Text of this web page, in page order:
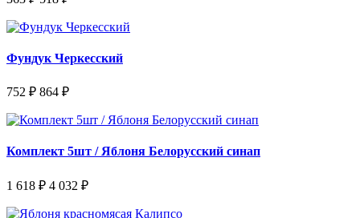
Фундук Черкесский
752 ₽ 864 ₽
Комплект 5шт / Яблоня Белорусский синап
1 618 ₽ 4 032 ₽